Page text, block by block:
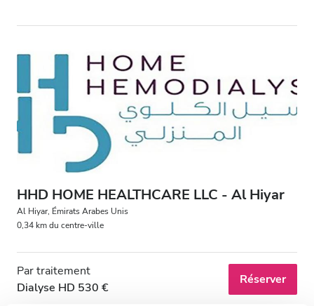
Patients porteurs du VIH
Patients porteurs de l’hépatite B
Patients porteurs de l’hépatite C
GHIC
Rafraîchissements
HHD HOME HEALTHCARE LLC - Al Hiyar
Al Hiyar, Émirats Arabes Unis
0,34 km du centre-ville
Par traitement
Dialyse HD 530 €
Réserver